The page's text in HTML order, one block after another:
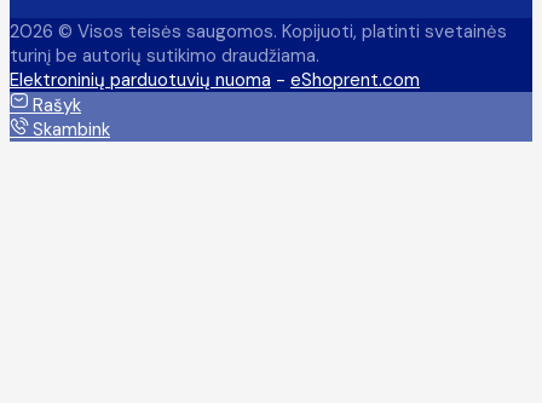
2026 © Visos teisės saugomos. Kopijuoti, platinti svetainės
turinį be autorių sutikimo draudžiama.
Elektroninių parduotuvių nuoma - eShoprent.com
Rašyk
Skambink